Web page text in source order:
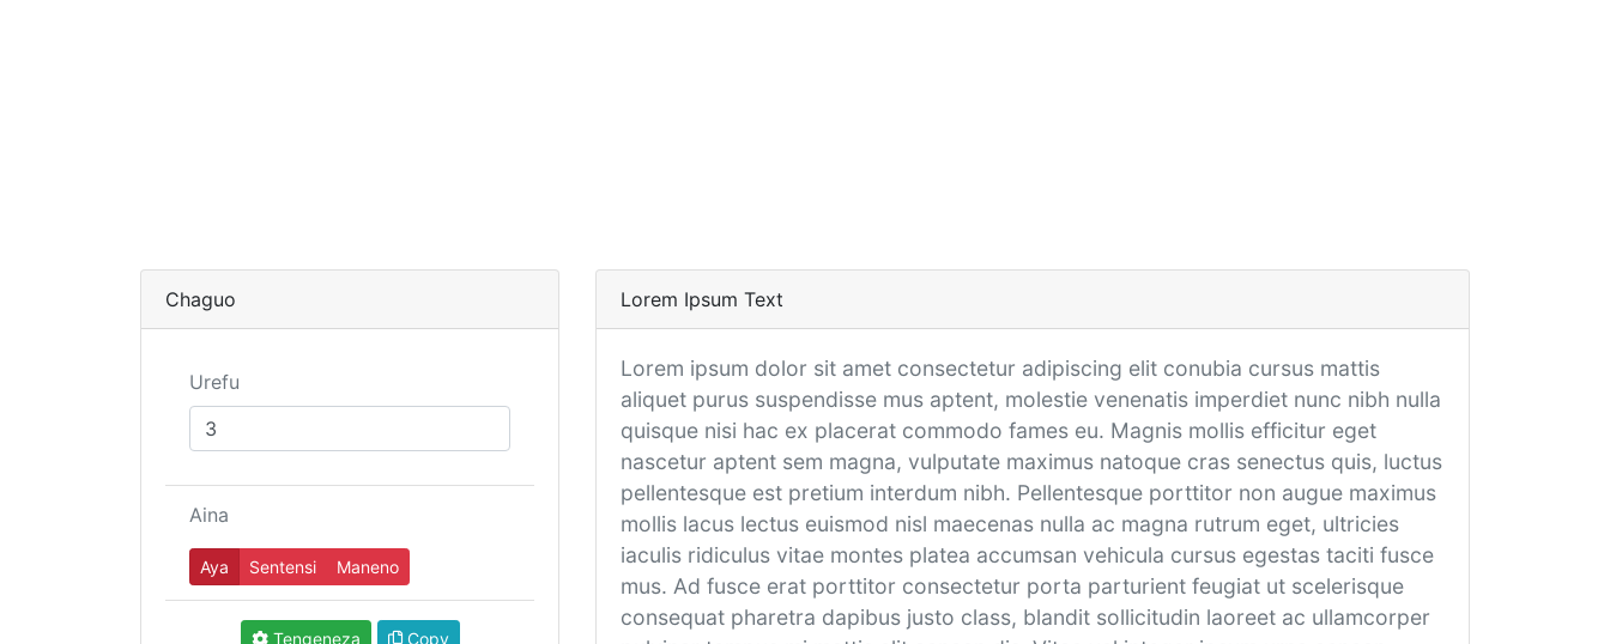
Lorem Ipsum Text
Lorem ipsum dolor sit amet consectetur adipiscing elit conubia cursus mattis
aliquet purus suspendisse mus aptent, molestie venenatis imperdiet nunc nibh nulla
quisque nisi hac ex placerat commodo fames eu. Magnis mollis efficitur eget
nascetur aptent sem magna, vulputate maximus natoque cras senectus quis, luctus
pellentesque est pretium interdum nibh. Pellentesque porttitor non augue maximus
mollis lacus lectus euismod nisl maecenas nulla ac magna rutrum eget, ultricies
iaculis ridiculus vitae montes platea accumsan vehicula cursus egestas taciti fusce
mus. Ad fusce erat porttitor consectetur porta parturient feugiat ut scelerisque
consequat pharetra dapibus justo class, blandit sollicitudin laoreet ac ullamcorper
Chaguo
Urefu
Aina
Aya Sentensi Maneno
Tengeneza Copy